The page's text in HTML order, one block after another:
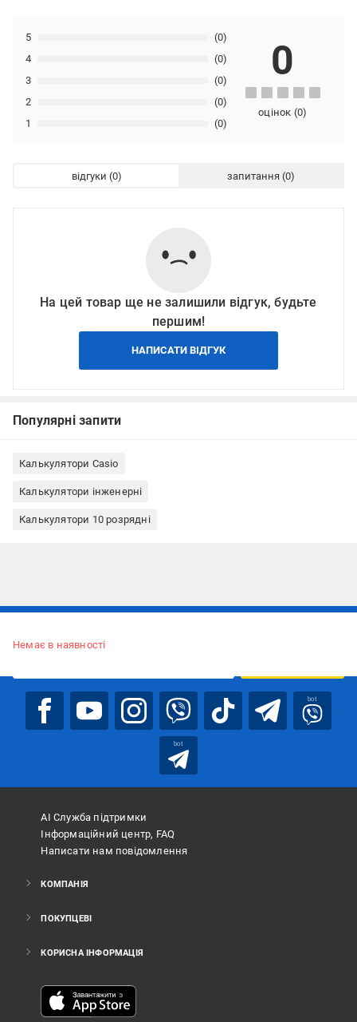
1 (0)
2 (0)
3 (0)
4 (0)
5 (0)
0
оцінок (0)
відгуки запитання
На цей товар ще не залишили відгук, будьте
першим!
НАПИСАТИ ВІДГУК
Популярні запити
Калькулятори Casio
Калькулятори інженерні
Калькулятори 10 розрядні
Немає в наявності
bot
bot
АІ Служба підтримки
Інформаційний центр, FAQ
Написати нам повідомлення
КОМПАНІЯ
ПОКУПЦЕВІ
КОРИСНА ІНФОРМАЦІЯ